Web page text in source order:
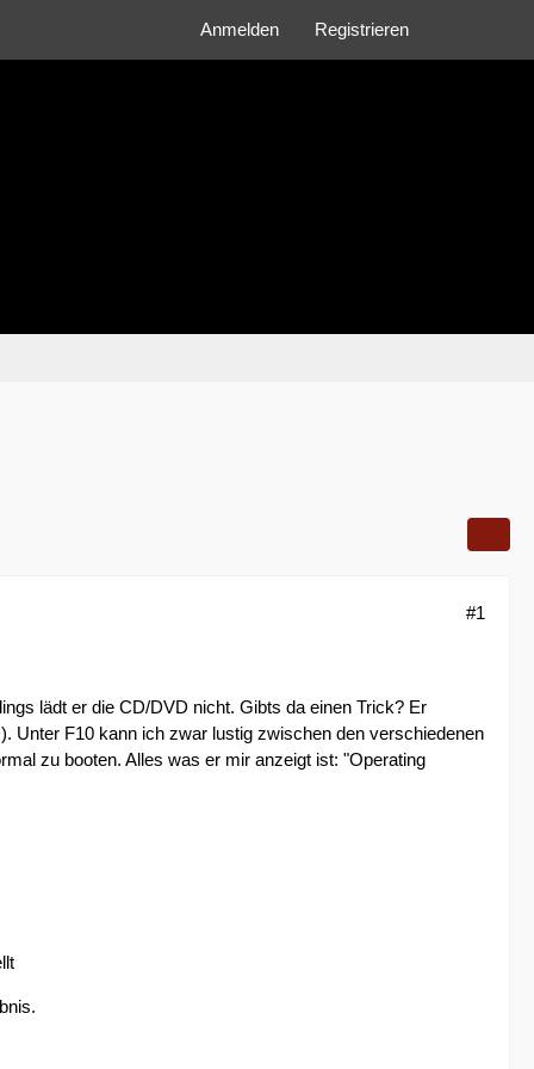
Anmelden Registrieren
#1
lädt er die CD/DVD nicht. Gibts da einen Trick? Er
Unter F10 kann ich zwar lustig zwischen den verschiedenen
zu booten. Alles was er mir anzeigt ist: "Operating